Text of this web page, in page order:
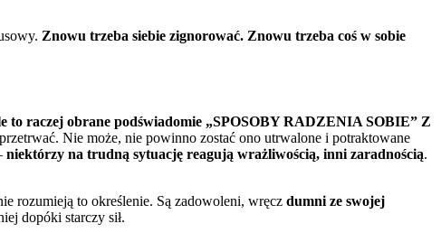
Znowu trzeba siebie zignorować. Znowu trzeba coś w sobie
to raczej obrane podświadomie „SPOSOBY RADZENIA SOBIE” Z
Nie może, nie powinno zostać ono utrwalone i potraktowane
niektórzy na trudną sytuację reagują wrażliwością, inni zaradnością.
rozumieją to określenie. Są zadowoleni, wręcz dumni ze swojej
dopóki starczy sił.